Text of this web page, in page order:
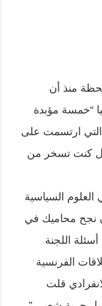
منذ أن
قاسيا “خمسة مؤبدة
التي ارتسمت على
كنت تسخر من
السياسية
عام 2010 بعد أن نجح محاميك في
اللجنة
الفرنسية
قلت